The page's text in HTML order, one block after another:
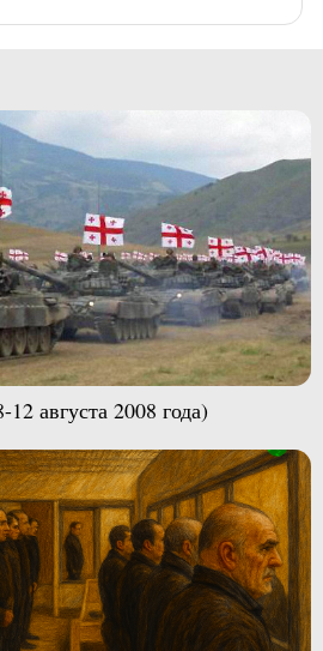
августа 2008 года)